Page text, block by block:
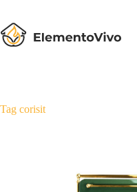
contenuto
Tag corisit